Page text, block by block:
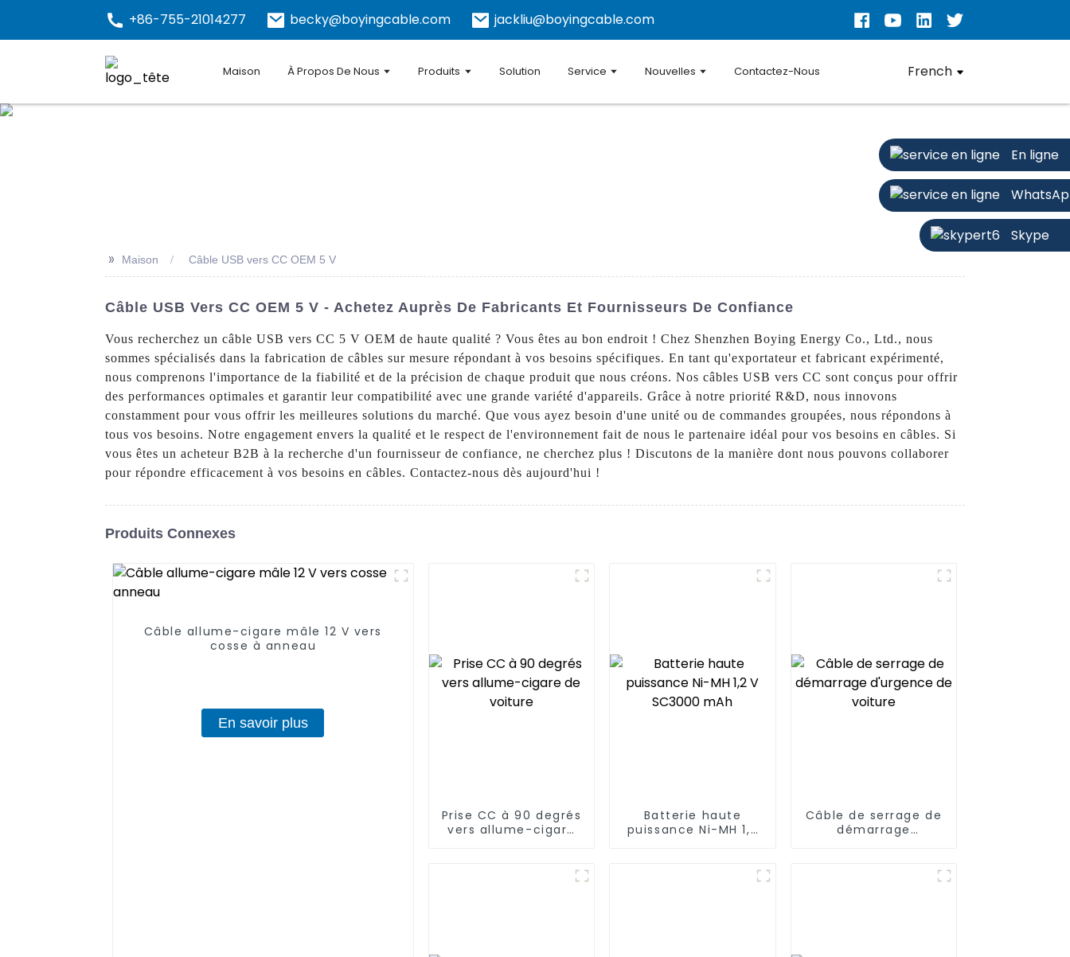
+86-755-21014277 becky@boyingcable.com jackliu@boyingcable.com
Maison À Propos De Nous Produits Solution Service Nouvelles Contactez-Nous French
En ligne
Skype
>> Maison Câble USB vers CC OEM 5 V
Câble USB Vers CC OEM 5 V - Achetez Auprès De Fabricants Et Fournisseurs De Confiance
Vous recherchez un câble USB vers CC 5 V OEM de haute qualité ? Vous êtes au bon endroit ! Chez Shenzhen Boying Energy Co., Ltd., nous
sommes spécialisés dans la fabrication de câbles sur mesure répondant à vos besoins spécifiques. En tant qu'exportateur et fabricant expérimenté,
nous comprenons l'importance de la fiabilité et de la précision de chaque produit que nous créons. Nos câbles USB vers CC sont conçus pour offrir
des performances optimales et garantir leur compatibilité avec une grande variété d'appareils. Grâce à notre priorité R&D, nous innovons
constamment pour vous offrir les meilleures solutions du marché. Que vous ayez besoin d'une unité ou de commandes groupées, nous répondons à
tous vos besoins. Notre engagement envers la qualité et le respect de l'environnement fait de nous le partenaire idéal pour vos besoins en câbles. Si
vous êtes un acheteur B2B à la recherche d'un fournisseur de confiance, ne cherchez plus ! Discutons de la manière dont nous pouvons collaborer
pour répondre efficacement à vos besoins en câbles. Contactez-nous dès aujourd'hui !
Produits Connexes
Câble allume-cigare mâle 12 V vers
cosse à anneau
En savoir plus
Prise CC à 90 degrés
vers allume-cigare
Batterie haute
puissance Ni-MH 1,2
Câble de serrage de
démarrage